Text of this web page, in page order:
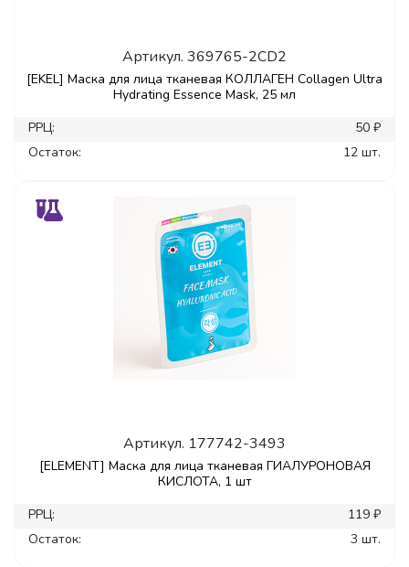
Артикул. 369765-2CD2
[EKEL] Маска для лица тканевая КОЛЛАГЕН Collagen Ultra
Hydrating Essence Mask, 25 мл
РРЦ:
50 ₽
Остаток:
12 шт.
Артикул. 177742-3493
[ELEMENT] Маска для лица тканевая ГИАЛУРОНОВАЯ
КИСЛОТА, 1 шт
РРЦ:
119 ₽
Остаток:
3 шт.